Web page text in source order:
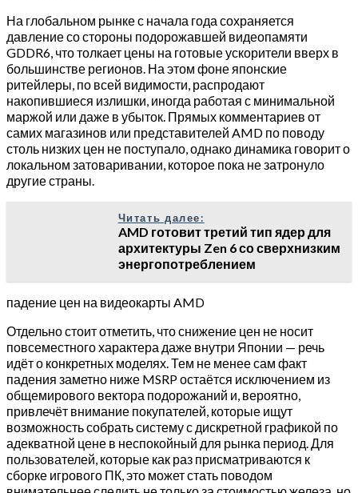
На глобальном рынке с начала года сохраняется
давление со стороны подорожавшей видеопамяти
GDDR6, что толкает цены на готовые ускорители вверх в
большинстве регионов. На этом фоне японские
ритейлеры, по всей видимости, распродают
накопившиеся излишки, иногда работая с минимальной
маржой или даже в убыток. Прямых комментариев от
самих магазинов или представителей AMD по поводу
столь низких цен не поступало, однако динамика говорит о
локальном затоваривании, которое пока не затронуло
другие страны.
Читать далее:
AMD готовит третий тип ядер для
архитектуры Zen 6 со сверхнизким
энергопотреблением
падение цен на видеокарты AMD
Отдельно стоит отметить, что снижение цен не носит
повсеместного характера даже внутри Японии — речь
идёт о конкретных моделях. Тем не менее сам факт
падения заметно ниже MSRP остаётся исключением из
общемирового вектора подорожаний и, вероятно,
привлечёт внимание покупателей, которые ищут
возможность собрать систему с дискретной графикой по
адекватной цене в неспокойный для рынка период. Для
пользователей, которые как раз присматриваются к
сборке игрового ПК, это может стать поводом